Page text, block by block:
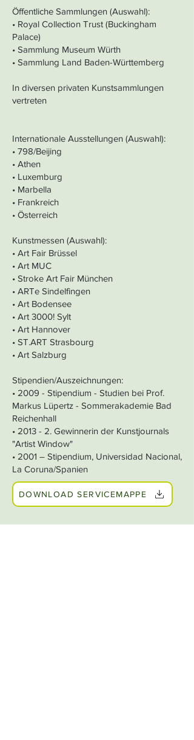
Öffentliche Sammlungen (Auswahl):
• Royal Collection Trust (Buckingham
Palace)
• Sammlung Museum Würth
• Sammlung Land Baden-Württemberg
In diversen privaten Kunstsammlungen
vertreten
Internationale Ausstellungen (Auswahl):
• 798/Beijing
• Athen
• Luxemburg
• Marbella
• Frankreich
• Österreich
Kunstmessen (Auswahl):
• Art Fair Brüssel
• Art MUC
• Stroke Art Fair München
• ARTe Sindelfingen
• Art Bodensee
• Art 3000! Sylt
• Art Hannover
• ST.ART Strasbourg
• Art Salzburg
Stipendien/Auszeichnungen:
• 2009 - Stipendium - Studien bei Prof.
Markus Lüpertz - Sommerakademie Bad
Reichenhall
• 2013 - 2. Gewinnerin der Kunstjournals
"Artist Window"
• 2001 – Stipendium, Universidad Nacional,
La Coruna/Spanien
DOWNLOAD SERVICEMAPPE